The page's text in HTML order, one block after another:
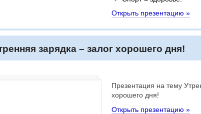
Открыть презентацию »
зарядка – залог хорошего дня!
Презентация на тему
хорошего дня!
Открыть презентацию »